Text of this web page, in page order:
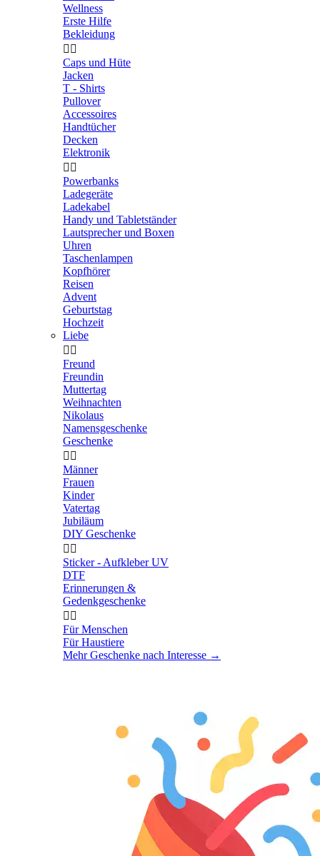
Wellness
Erste Hilfe
Bekleidung
 
Caps und Hüte
Jacken
T - Shirts
Pullover
Accessoires
Handtücher
Decken
Elektronik
 
Powerbanks
Ladegeräte
Ladekabel
Handy und Tabletständer
Lautsprecher und Boxen
Uhren
Taschenlampen
Kopfhörer
Reisen
Advent
Geburtstag
Hochzeit
Liebe
 
Freund
Freundin
Muttertag
Weihnachten
Nikolaus
Namensgeschenke
Geschenke
 
Männer
Frauen
Kinder
Vatertag
Jubiläum
DIY Geschenke
 
Sticker - Aufkleber UV
DTF
Erinnerungen &
Gedenkgeschenke
 
Für Menschen
Für Haustiere
Mehr Geschenke nach Interesse →